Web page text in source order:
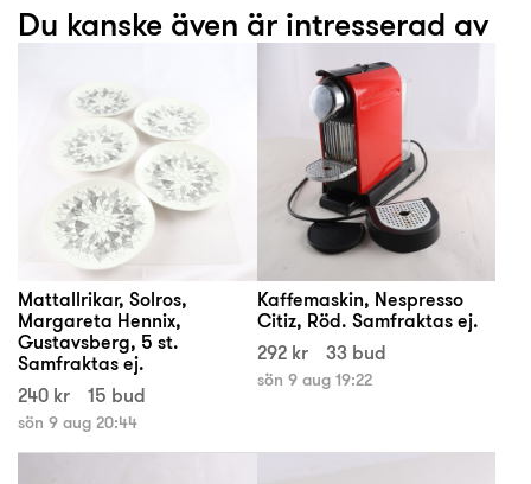
Du kanske även är intresserad av
Mattallrikar, Solros,
Margareta Hennix,
Gustavsberg, 5 st.
Samfraktas ej.
240 kr
15 bud
sön 9 aug 20:44
Kaffemaskin, Nespresso
Citiz, Röd. Samfraktas ej.
292 kr
33 bud
sön 9 aug 19:22